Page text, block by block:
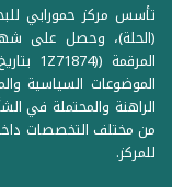
(الحلة)، وحصل على
الموضوعات السياسية
الراهنة والمحتملة في
من مختلف التخصصات
للمركز.